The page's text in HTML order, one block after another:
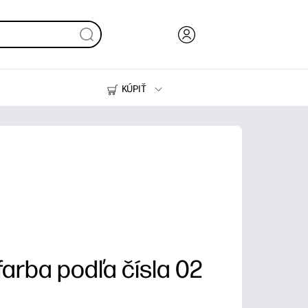
KÚPIŤ
Tlačiarne
podľa čísla 02